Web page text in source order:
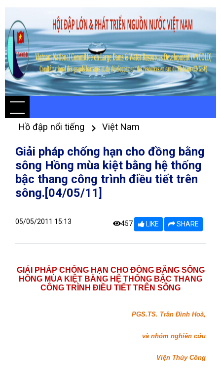
Hồ đập nổi tiếng Việt Nam
Giải pháp chống hạn cho đồng bằng
sông Hồng mùa kiệt bằng hệ thống
bậc thang công trình điều tiết trên
sông.[04/05/11]
05/05/2011 15:13 457 LIKE SHARE
GIẢI PHÁP CHỐNG HẠN CHO ĐỒNG BẰNG SÔNG
HỒNG MÙA KIỆT BẰNG HỆ THỐNG BẬC THANG
CÔNG TRÌNH ĐIỀU TIẾT TRÊN SÔNG
PGS.TS. Trần Đình Hoà,
và nhóm nghiên cứu
Viện Thủy Công